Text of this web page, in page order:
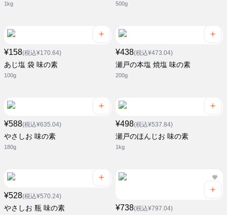
1kg 500g
¥158(税込¥170.64)
あじ塩 袋 味の素
100g
¥438(税込¥473.04)
瀬戸の本塩 焼塩 味の素
200g
¥588(税込¥635.04)
やさしお 味の素
180g
¥498(税込¥537.84)
瀬戸のほんじお 味の素
1kg
¥528(税込¥570.24)
やさしお 瓶 味の素 ¥738(税込¥797.04)